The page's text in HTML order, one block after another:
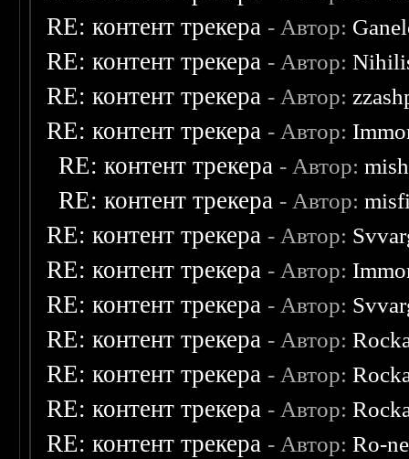
RE: контент трекера - Автор:
RE: контент трекера - Автор:
RE: контент трекера - Автор:
RE: контент трекера - Автор:
RE: контент трекера - Автор:
RE: контент трекера - Автор:
RE: контент трекера - Автор:
RE: контент трекера - Автор:
RE: контент трекера - Автор:
RE: контент трекера - Автор:
RE: контент трекера - Автор:
RE: контент трекера - Автор:
RE: контент трекера - Автор:Ro-